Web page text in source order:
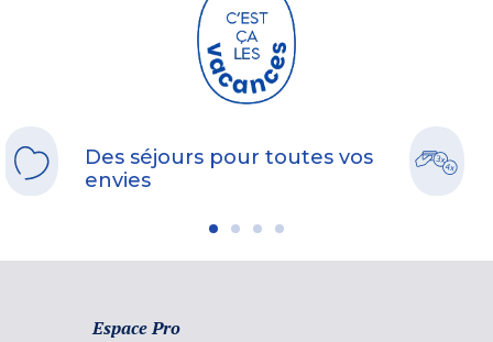
Des séjours pour toutes vos
envies
Espace Pro